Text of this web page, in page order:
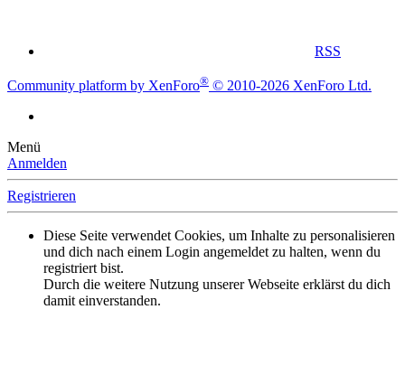
RSS
Community platform by XenForo® © 2010-2026 XenForo Ltd.
Menü
Anmelden
Registrieren
Diese Seite verwendet Cookies, um Inhalte zu personalisieren
und dich nach einem Login angemeldet zu halten, wenn du
registriert bist.
Durch die weitere Nutzung unserer Webseite erklärst du dich
damit einverstanden.